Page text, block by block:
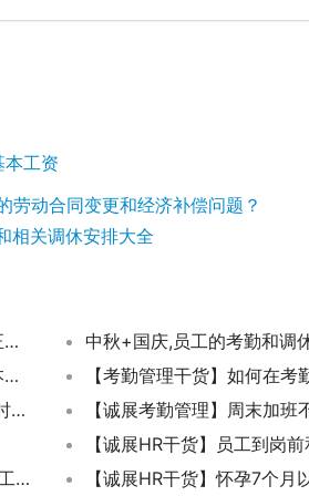
本工资
劳动合同变更和经济补偿问题？
相关调休安排大全
【考勤管理干货】员工被医学隔离期间考勤算正常出勤还是事假或者病假计算？
中秋+国庆,员工的考勤和调
【诚展工资核算】试用期工资不能低于最低基本工资
【诚展HR干货】在苏州离职后公司应该在多少时间内为员工办理退工手续和发放离职工资?
【诚展HR管理】员工长期请病假,企业能开除员工吗?